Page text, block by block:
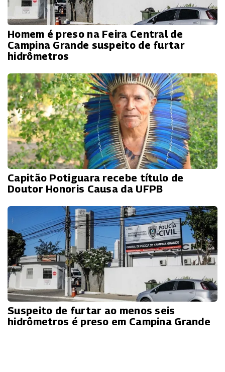
Homem é preso na Feira Central de
Campina Grande suspeito de furtar
hidrômetros
Capitão Potiguara recebe título de
Doutor Honoris Causa da UFPB
Suspeito de furtar ao menos seis
hidrômetros é preso em Campina Grande